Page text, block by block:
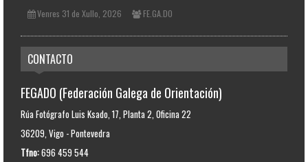
Venres 31 de Xullo, 2026 FE.GA.DO
CONTACTO
FEGADO (Federación Galega de Orientación)
Rúa Fotógrafo Luis Ksado, 17, Planta 2, Oficina 22
36209, Vigo - Pontevedra
Tfno:696 459 544